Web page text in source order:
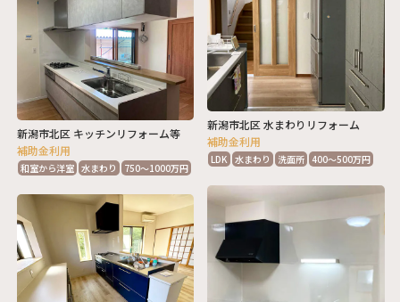
新潟市北区 水まわりリフォーム
補助金利用
LDK 水まわり 洗面所 400～500万円
新潟市北区 キッチンリフォーム等
補助金利用
和室から洋室 水まわり 750～1000万円